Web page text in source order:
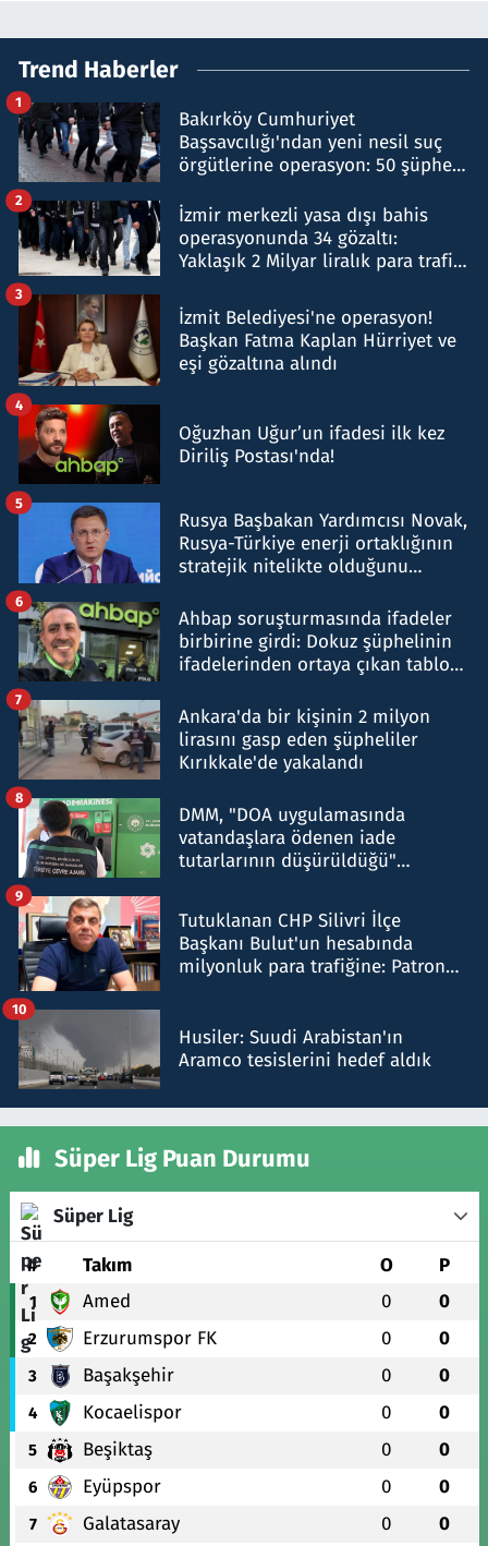
Trend Haberler
Bakırköy Cumhuriyet
Başsavcılığı'ndan yeni nesil suç
örgütlerine operasyon: 50 şüpheli
1
İzmir merkezli yasa dışı bahis
operasyonunda 34 gözaltı:
Yaklaşık 2 Milyar liralık para trafiği
2
İzmit Belediyesi'ne operasyon!
Başkan Fatma Kaplan Hürriyet ve
eşi gözaltına alındı
3
Oğuzhan Uğur’un ifadesi ilk kez
Diriliş Postası'nda!
4
Rusya Başbakan Yardımcısı Novak,
Rusya-Türkiye enerji ortaklığının
stratejik nitelikte olduğunu
5
Ahbap soruşturmasında ifadeler
birbirine girdi: Dokuz şüphelinin
ifadelerinden ortaya çıkan tablo
6
Ankara'da bir kişinin 2 milyon
lirasını gasp eden şüpheliler
Kırıkkale'de yakalandı
7
DMM, "DOA uygulamasında
vatandaşlara ödenen iade
tutarlarının düşürüldüğü"
8
Tutuklanan CHP Silivri İlçe
Başkanı Bulut'un hesabında
milyonluk para trafiğine: Patron
9
Husiler: Suudi Arabistan'ın
Aramco tesislerini hedef aldık
10
Süper Lig Puan Durumu
Süper Lig
# Takım O P
1 Amed 0 0
2 Erzurumspor FK 0 0
3 Başakşehir 0 0
4 Kocaelispor 0 0
5 Beşiktaş 0 0
6 Eyüpspor 0 0
7 Galatasaray 0 0